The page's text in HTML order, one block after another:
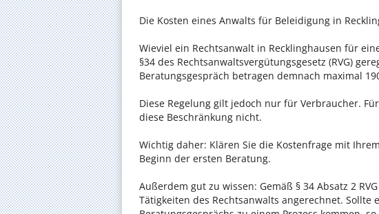
Die Kosten eines Anwalts für Beleidigung in
Wieviel ein Rechtsanwalt in Recklinghausen für
§34 des Rechtsanwaltsvergütungsgesetz (RVG)
Beratungsgespräch betragen demnach maximal
Diese Regelung gilt jedoch nur für Verbraucher.
diese Beschränkung nicht.
Wichtig daher: Klären Sie die Kostenfrage mit
Beginn der ersten Beratung.
Außerdem gut zu wissen: Gemäß § 34 Absatz 2
Tätigkeiten des Rechtsanwalts angerechnet. Sollte